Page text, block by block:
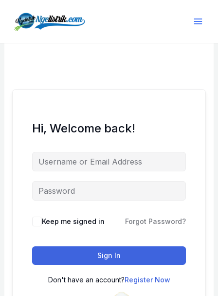
konten
Hi, Welcome back!
Keep me signed in Forgot Password?
Sign In
Don't have an account?Register Now